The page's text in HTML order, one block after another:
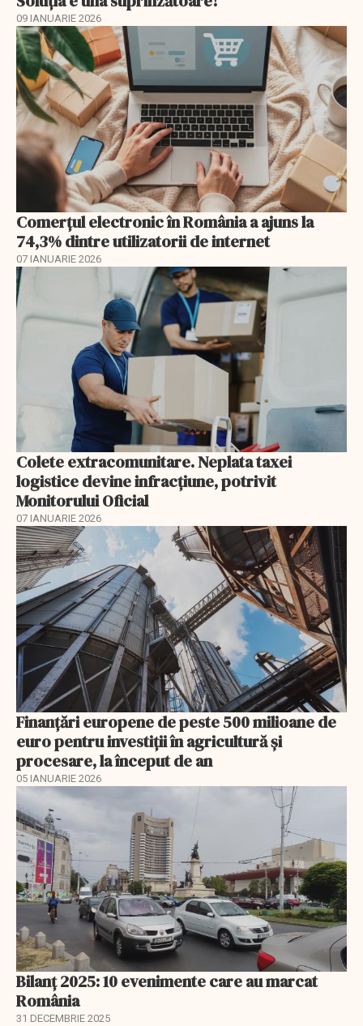
09 IANUARIE 2026
Comerțul electronic în România a ajuns la
74,3% dintre utilizatorii de internet
07 IANUARIE 2026
Colete extracomunitare. Neplata taxei
logistice devine infracțiune, potrivit
Monitorului Oficial
07 IANUARIE 2026
Finanţări europene de peste 500 milioane de
euro pentru investiţii în agricultură şi
procesare, la început de an
05 IANUARIE 2026
Bilanț 2025: 10 evenimente care au marcat
România
31 DECEMBRIE 2025